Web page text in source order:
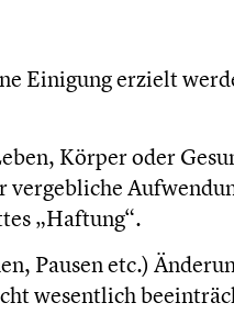
Einigung erzielt
Körper oder
„Haftung“.
Pausen etc.)
wesentlich